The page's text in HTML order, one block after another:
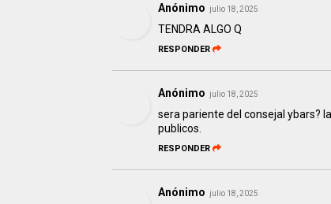
Anónimo julio 18, 2025
TENDRA ALGO Q
RESPONDER
Anónimo julio 18, 2025
sera pariente del consejal ybars?
publicos.
RESPONDER
Anónimo julio 18, 2025